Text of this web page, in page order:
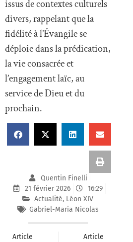
issus de contextes culturels
divers, rappelant que la
fidélité à l’Évangile se
déploie dans la prédication,
la vie consacrée et
l’engagement laïc, au
service de Dieu et du
prochain.
Quentin Finelli
21 février 2026
16:29
Actualité, Léon XIV
Gabriel-Maria Nicolas
Article
Article